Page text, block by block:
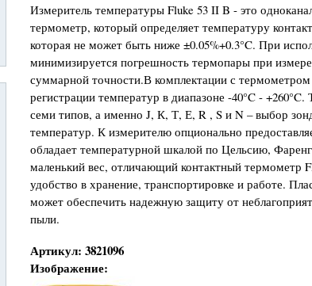
Измеритель температуры Fluke 53 II B - это
термометр, который определяет температуру
которая не может быть ниже ±0.05%+0.3°C. При
минимизируется погрешность термопары при
суммарной точности.В комплектации с
регистрации температур в диапазоне -40°C -
семи типов, а именно J, К, Т, Е, R , S и N – выбор
температур. К измерителю опционально
обладает температурной шкалой по Цельсию,
маленький вес, отличающий контактный термометр
удобство в хранение, транспортировке и работе.
может обеспечить надежную защиту от
пыли.
Артикул: 3821096
Изображение: